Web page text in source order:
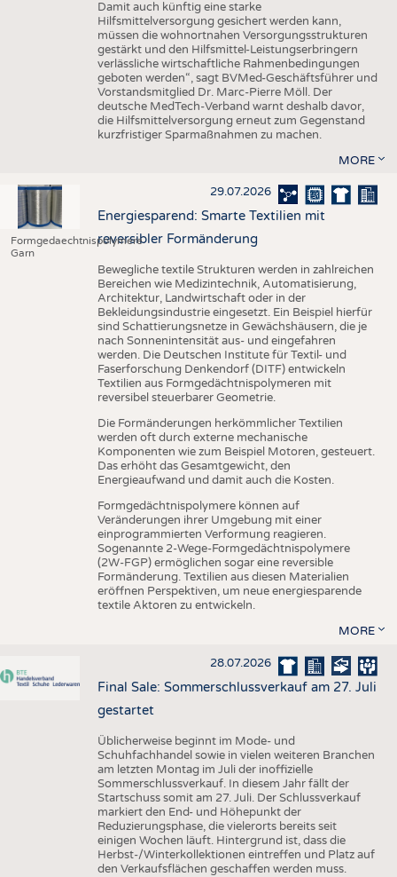
Damit auch künftig eine starke
Hilfsmittelversorgung gesichert werden kann,
müssen die wohnortnahen Versorgungsstrukturen
gestärkt und den Hilfsmittel-Leistungserbringern
verlässliche wirtschaftliche Rahmenbedingungen
geboten werden“, sagt BVMed-Geschäftsführer und
Vorstandsmitglied Dr. Marc-Pierre Möll. Der
deutsche MedTech-Verband warnt deshalb davor,
die Hilfsmittelversorgung erneut zum Gegenstand
kurzfristiger Sparmaßnahmen zu machen.
MORE
Formgedaechtnispolymere
Garn
29.07.2026
Energiesparend: Smarte Textilien mit
reversibler Formänderung
Bewegliche textile Strukturen werden in zahlreichen
Bereichen wie Medizintechnik, Automatisierung,
Architektur, Landwirtschaft oder in der
Bekleidungsindustrie eingesetzt. Ein Beispiel hierfür
sind Schattierungsnetze in Gewächshäusern, die je
nach Sonnenintensität aus- und eingefahren
werden. Die Deutschen Institute für Textil- und
Faserforschung Denkendorf (DITF) entwickeln
Textilien aus Formgedächtnispolymeren mit
reversibel steuerbarer Geometrie.
Die Formänderungen herkömmlicher Textilien
werden oft durch externe mechanische
Komponenten wie zum Beispiel Motoren, gesteuert.
Das erhöht das Gesamtgewicht, den
Energieaufwand und damit auch die Kosten.
Formgedächtnispolymere können auf
Veränderungen ihrer Umgebung mit einer
einprogrammierten Verformung reagieren.
Sogenannte 2-Wege-Formgedächtnispolymere
(2W-FGP) ermöglichen sogar eine reversible
Formänderung. Textilien aus diesen Materialien
eröffnen Perspektiven, um neue energiesparende
textile Aktoren zu entwickeln.
MORE
28.07.2026
Final Sale: Sommerschlussverkauf am 27. Juli
gestartet
Üblicherweise beginnt im Mode- und
Schuhfachhandel sowie in vielen weiteren Branchen
am letzten Montag im Juli der inoffizielle
Sommerschlussverkauf. In diesem Jahr fällt der
Startschuss somit am 27. Juli. Der Schlussverkauf
markiert den End- und Höhepunkt der
Reduzierungsphase, die vielerorts bereits seit
einigen Wochen läuft. Hintergrund ist, dass die
Herbst-/Winterkollektionen eintreffen und Platz auf
den Verkaufsflächen geschaffen werden muss.